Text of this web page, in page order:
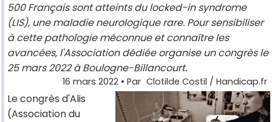
500 Français sont atteints du locked-in syndrome
(LIS), une maladie neurologique rare. Pour sensibiliser
à cette pathologie méconnue et connaître les
avancées, l'Association dédiée organise un congrès le
25 mars 2022 à Boulogne-Billancourt.
16 mars 2022 • Par Clotilde Costil / Handicap.fr
Le congrès d'Alis
(Association du